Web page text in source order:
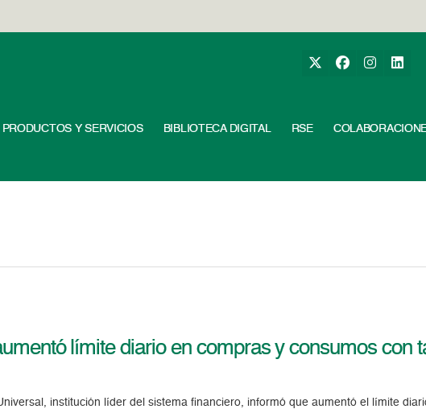
PRODUCTOS Y SERVICIOS BIBLIOTECA DIGITAL RSE
límite diario en compras y consumos con
institución líder del sistema financiero, informó que aumentó el límite